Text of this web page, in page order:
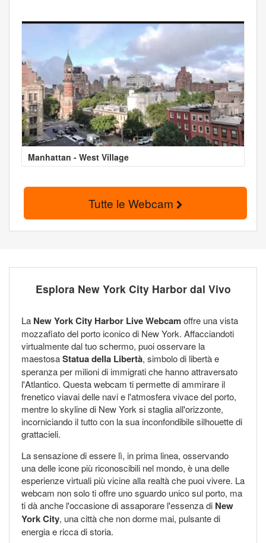
Manhattan - West Village
Tutte le Webcam
Esplora New York City Harbor dal Vivo
La New York City Harbor Live Webcamoffre una vista
mozzafiato del porto iconico di New York. Affacciandoti
virtualmente dal tuo schermo, puoi osservare la
maestosaStatua della Libertà, simbolo di libertà e
speranza per milioni di immigrati che hanno attraversato
l'Atlantico. Questa webcam ti permette di ammirare il
frenetico viavai delle navi e l'atmosfera vivace del porto,
mentre lo skyline di New York si staglia all'orizzonte,
incorniciando il tutto con la sua inconfondibile silhouette di
grattacieli.
La sensazione di essere lì, in prima linea, osservando
una delle icone più riconoscibili nel mondo, è una delle
esperienze virtuali più vicine alla realtà che puoi vivere. La
webcam non solo ti offre uno sguardo unico sul porto, ma
ti dà anche l'occasione di assaporare l'essenza di New
York City, una città che non dorme mai, pulsante di
energia e ricca di storia.